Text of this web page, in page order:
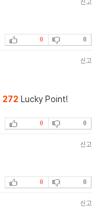
신고
0 0
신고
272 Lucky Point!
0 0
신고
0 0
신고